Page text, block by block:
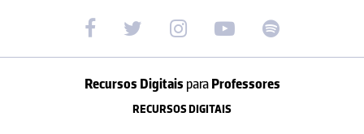
Recursos Digitais paraProfessores
RECURSOS DIGITAIS